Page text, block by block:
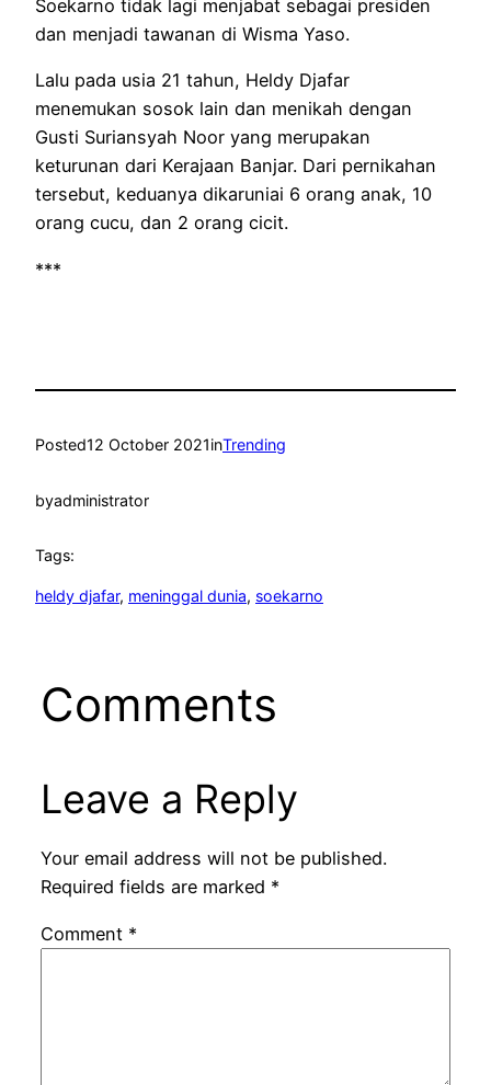
Soekarno tidak lagi menjabat sebagai presiden
dan menjadi tawanan di Wisma Yaso.
Lalu pada usia 21 tahun, Heldy Djafar
menemukan sosok lain dan menikah dengan
Gusti Suriansyah Noor yang merupakan
keturunan dari Kerajaan Banjar. Dari pernikahan
tersebut, keduanya dikaruniai 6 orang anak, 10
orang cucu, dan 2 orang cicit.
***
Posted12 October 2021inTrending
byadministrator
Tags:
heldy djafar, meninggal dunia, soekarno
Comments
Leave a Reply
Your email address will not be published.
Required fields are marked *
Comment *